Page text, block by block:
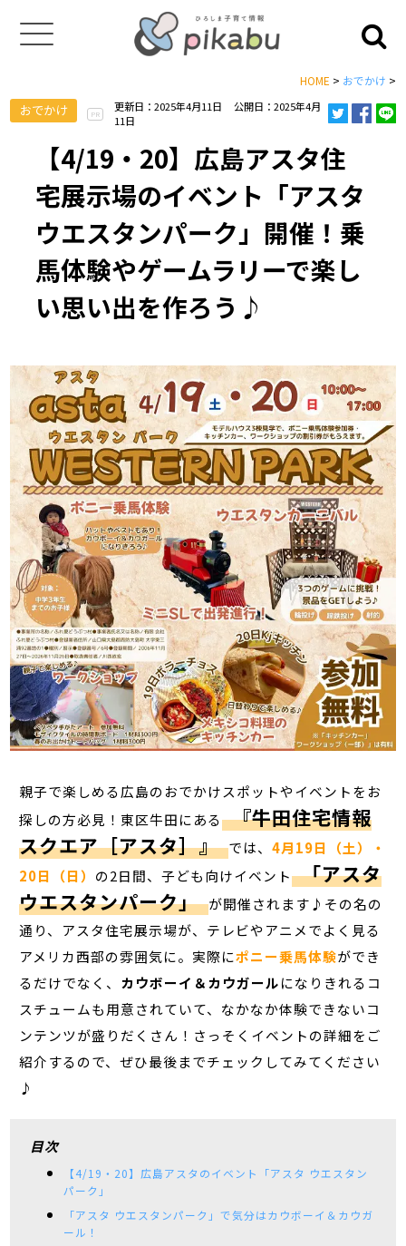
HOME > おでかけ >
おでかけ PR
更新日：2025年4月11日
公開日：2025年4月
11日
【4/19・20】広島アスタ住
宅展示場のイベント「アスタ
ウエスタンパーク」開催！乗
馬体験やゲームラリーで楽し
い思い出を作ろう♪
親子で楽しめる広島のおでかけスポットやイベントをお
探しの方必見！東区牛田にある 『牛田住宅情報
スクエア［アスタ］』 では、 4月19日（土）・
20日（日） の2日間、子ども向けイベント 「アスタ
ウエスタンパーク」 が開催されます♪その名の
通り、アスタ住宅展示場が、テレビやアニメでよく見る
アメリカ西部の雰囲気に。実際にポニー乗馬体験ができ
るだけでなく、 カウボーイ＆カウガールになりきれるコ
スチュームも用意されていて、なかなか体験できないコ
ンテンツが盛りだくさん！さっそくイベントの詳細をご
紹介するので、ぜひ最後までチェックしてみてください
♪
目次
【4/19・20】広島アスタのイベント「アスタ ウエスタン
パーク」
「アスタ ウエスタンパーク」で気分はカウボーイ＆カウガ
ール！